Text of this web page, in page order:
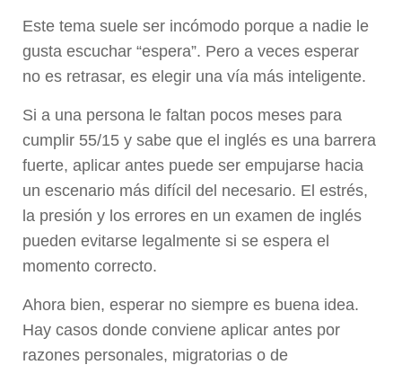
Este tema suele ser incómodo porque a nadie le
gusta escuchar “espera”. Pero a veces esperar
no es retrasar, es elegir una vía más inteligente.
Si a una persona le faltan pocos meses para
cumplir 55/15 y sabe que el inglés es una barrera
fuerte, aplicar antes puede ser empujarse hacia
un escenario más difícil del necesario. El estrés,
la presión y los errores en un examen de inglés
pueden evitarse legalmente si se espera el
momento correcto.
Ahora bien, esperar no siempre es buena idea.
Hay casos donde conviene aplicar antes por
razones personales, migratorias o de